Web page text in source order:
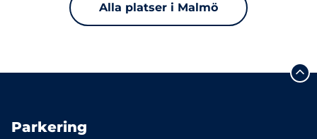
Alla platser i Malmö
Parkering